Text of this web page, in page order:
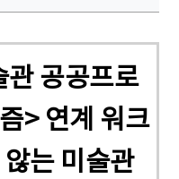
관 공공프로
> 연계 워크
는 미술관